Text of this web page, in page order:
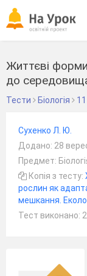
Життєві
до
Тести Біологія
Сухенко Л. Ю.
Додано: 28
Предмет:
Копія з тесту:
рослин як
мешкання.
Тест виконано: